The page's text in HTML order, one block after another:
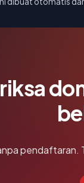
pendaftaran.